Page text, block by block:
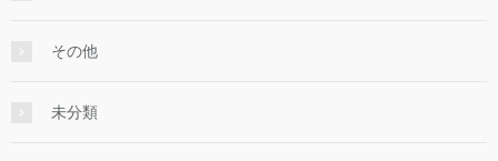
その他
未分類